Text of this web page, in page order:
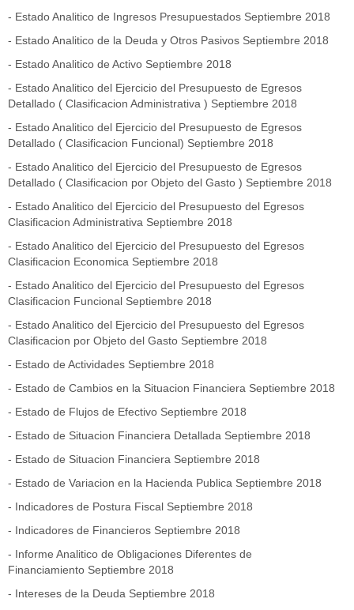
- Estado Analitico de Ingresos Presupuestados Septiembre 2018
- Estado Analitico de la Deuda y Otros Pasivos Septiembre 2018
- Estado Analitico de Activo Septiembre 2018
- Estado Analitico del Ejercicio del Presupuesto de Egresos
Detallado ( Clasificacion Administrativa ) Septiembre 2018
- Estado Analitico del Ejercicio del Presupuesto de Egresos
Detallado ( Clasificacion Funcional) Septiembre 2018
- Estado Analitico del Ejercicio del Presupuesto de Egresos
Detallado ( Clasificacion por Objeto del Gasto ) Septiembre 2018
- Estado Analitico del Ejercicio del Presupuesto del Egresos
Clasificacion Administrativa Septiembre 2018
- Estado Analitico del Ejercicio del Presupuesto del Egresos
Clasificacion Economica Septiembre 2018
- Estado Analitico del Ejercicio del Presupuesto del Egresos
Clasificacion Funcional Septiembre 2018
- Estado Analitico del Ejercicio del Presupuesto del Egresos
Clasificacion por Objeto del Gasto Septiembre 2018
- Estado de Actividades Septiembre 2018
- Estado de Cambios en la Situacion Financiera Septiembre 2018
- Estado de Flujos de Efectivo Septiembre 2018
- Estado de Situacion Financiera Detallada Septiembre 2018
- Estado de Situacion Financiera Septiembre 2018
- Estado de Variacion en la Hacienda Publica Septiembre 2018
- Indicadores de Postura Fiscal Septiembre 2018
- Indicadores de Financieros Septiembre 2018
- Informe Analitico de Obligaciones Diferentes de
Financiamiento Septiembre 2018
- Intereses de la Deuda Septiembre 2018